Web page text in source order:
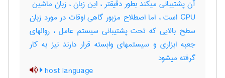
CPU است ، اما اصطلاح مزبور گاهی اوقات در مورد زبان
سطح بالایی که تحت پشتیبانی سیستم عامل ، روالهای
جعبه ابزاری و سیستمهای وابسته قرار دارند نیز به کار
گرفته میشود
host language